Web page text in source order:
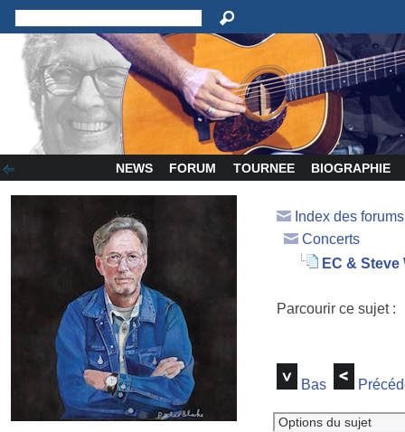
NEWS FORUM TOURNEE BIOGRAPHIE
Index des
Concerts
EC &
Parcourir ce sujet
Bas